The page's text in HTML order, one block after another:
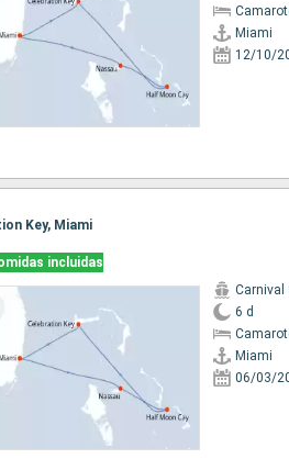
Miami
12/10/
Key, Miami
incluidas
Carnival
6 d
Miami
06/03/